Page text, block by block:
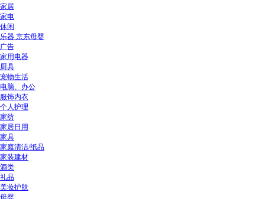
家居
家电
休闲
乐器 京东母婴
广告
家用电器
厨具
宠物生活
电脑、办公
服饰内衣
个人护理
家纺
家居日用
家具
家庭清洁/纸品
家装建材
酒类
礼品
美妆护肤
母婴